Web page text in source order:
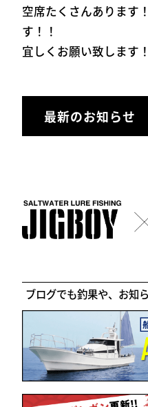
空席たくさんあります
す！！
宜しくお願い致します！
最新のお知らせ
ブログでも釣果や、お知